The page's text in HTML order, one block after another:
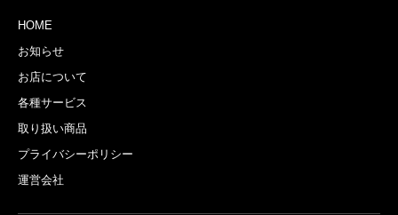
HOME
お知らせ
お店について
各種サービス
取り扱い商品
プライバシーポリシー
運営会社